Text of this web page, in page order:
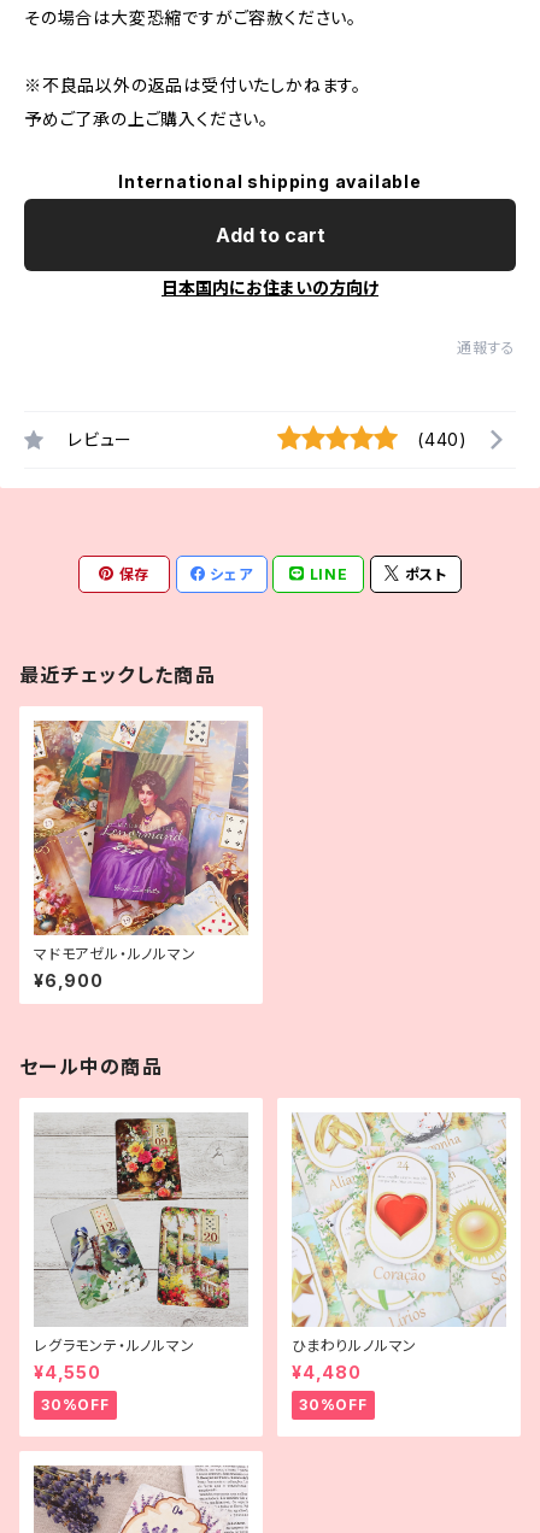
その場合は大変恐縮ですがご容赦ください。
※不良品以外の返品は受付いたしかねます。
予めご了承の上ご購入ください。
International shipping available
Add to cart
日本国内にお住まいの方向け
通報する
レビュー (440)
保存 シェア LINE ポスト
最近チェックした商品
マドモアゼル・ルノルマン
¥6,900
セール中の商品
レグラモンテ・ルノルマン
¥4,550
30%OFF
ひまわりルノルマン
¥4,480
30%OFF